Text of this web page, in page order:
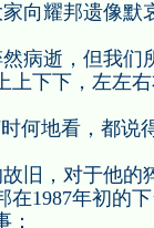
向耀邦遗像默
病逝，但我们
上下下，左左
何地看，都说
旧，对于他的
在1987年初的
：